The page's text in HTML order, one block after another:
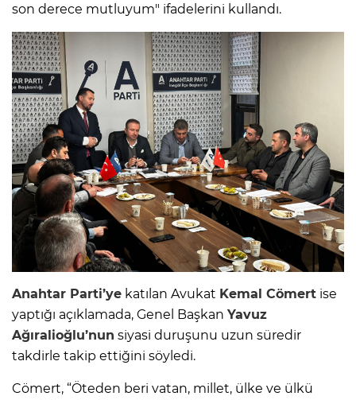
son derece mutluyum" ifadelerini kullandı.
Anahtar Parti’ye katılan Avukat Kemal Cömert ise
yaptığı açıklamada, Genel Başkan Yavuz
Ağıralioğlu’nun siyasi duruşunu uzun süredir
takdirle takip ettiğini söyledi.
Cömert, “Öteden beri vatan, millet, ülke ve ülkü